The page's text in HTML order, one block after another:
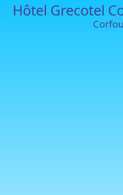
Hôtel Grecotel
Corfou